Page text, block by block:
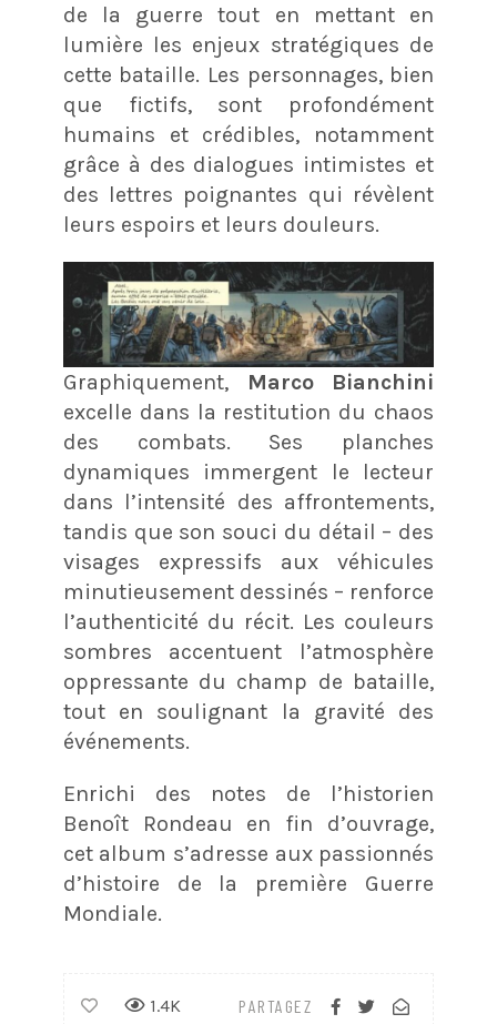
de la guerre tout en mettant en
lumière les enjeux stratégiques de
cette bataille. Les personnages, bien
que fictifs, sont profondément
humains et crédibles, notamment
grâce à des dialogues intimistes et
des lettres poignantes qui révèlent
leurs espoirs et leurs douleurs.
Graphiquement,
Marco Bianchini
excelle dans la restitution du chaos
des combats. Ses planches
dynamiques immergent le lecteur
dans l’intensité des affrontements,
tandis que son souci du détail – des
visages expressifs aux véhicules
minutieusement dessinés – renforce
l’authenticité du récit. Les couleurs
sombres accentuent l’atmosphère
oppressante du champ de bataille,
tout en soulignant la gravité des
événements.
Enrichi des notes de l’historien
Benoît Rondeau en fin d’ouvrage,
cet album s’adresse aux passionnés
d’histoire de la première Guerre
Mondiale.
PARTAGEZ
1.4K